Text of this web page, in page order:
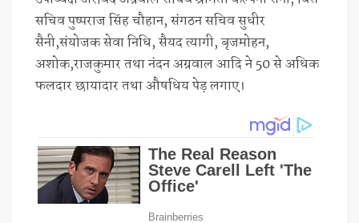
सचिव पुष्पराज सिंह चौहान, संगठन सचिव सुधीर
सैनी,संयोजक सेवा निधि, सैयद त्यागी, बृजमोहन,
अशोक,राजकुमार तथा नंदन अग्रवाल आदि ने 50 से अधिक
फलदार छायादार तथा औषधिय पेड़ लगाए।